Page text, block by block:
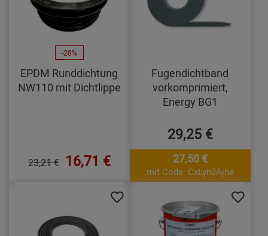
-28%
EPDM Runddichtung
NW110 mit Dichtlippe
23,21 € 16,71 €
Fugendichtband
vorkomprimiert,
Energy BG1
29,25 €
27,50 €
mit Code: CxLyh2Ajne